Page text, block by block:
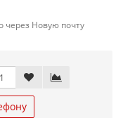
через Новую почту